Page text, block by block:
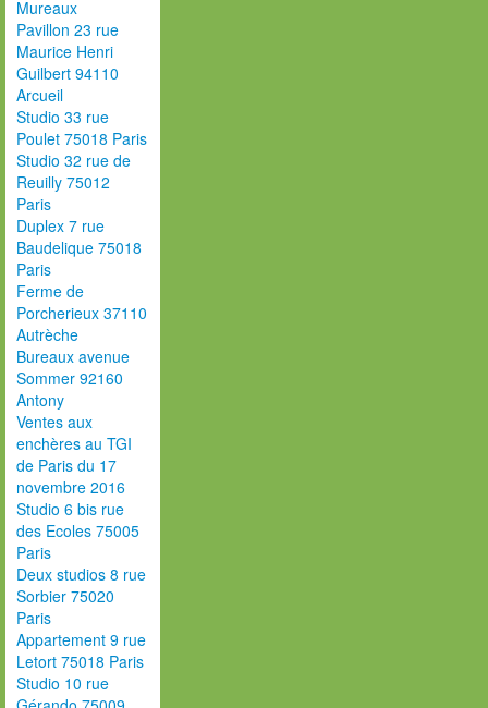
Mureaux
Pavillon 23 rue
Maurice Henri
Guilbert 94110
Arcueil
Studio 33 rue
Poulet 75018 Paris
Studio 32 rue de
Reuilly 75012
Paris
Duplex 7 rue
Baudelique 75018
Paris
Ferme de
Porcherieux 37110
Autrèche
Bureaux avenue
Sommer 92160
Antony
Ventes aux
enchères au TGI
de Paris du 17
novembre 2016
Studio 6 bis rue
des Ecoles 75005
Paris
Deux studios 8 rue
Sorbier 75020
Paris
Appartement 9 rue
Letort 75018 Paris
Studio 10 rue